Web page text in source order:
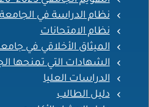
نظام الدراسة في
نظام الامتحانات
الميثاق الأخلاقي في
الشهادات التي تمنحها
الدراسات العليا
دليل الطالب